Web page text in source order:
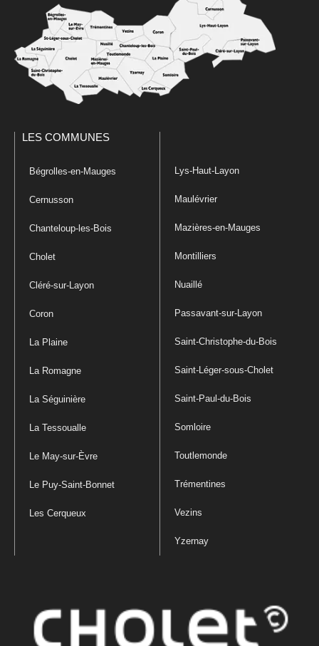
LES COMMUNES
Bégrolles-en-Mauges
Cernusson
Chanteloup-les-Bois
Cholet
Cléré-sur-Layon
Coron
La Plaine
La Romagne
La Séguinière
La Tessoualle
Le May-sur-Èvre
Le Puy-Saint-Bonnet
Les Cerqueux
Lys-Haut-Layon
Maulévrier
Mazières-en-Mauges
Montilliers
Nuaillé
Passavant-sur-Layon
Saint-Christophe-du-Bois
Saint-Léger-sous-Cholet
Saint-Paul-du-Bois
Somloire
Toutlemonde
Trémentines
Vezins
Yzernay